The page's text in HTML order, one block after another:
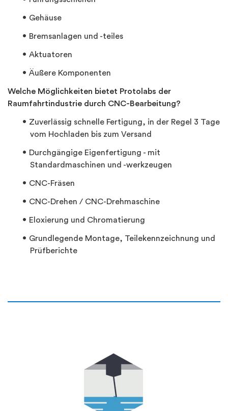
Gehäuse
Bremsanlagen und -teiles
Aktuatoren
Äußere Komponenten
Welche Möglichkeiten bietet Protolabs der
Raumfahrtindustrie durch CNC-Bearbeitung?
Zuverlässig schnelle Fertigung, in der Regel 3 Tage
vom Hochladen bis zum Versand
Durchgängige Eigenfertigung - mit
Standardmaschinen und -werkzeugen
CNC-Fräsen
CNC-Drehen / CNC-Drehmaschine
Eloxierung und Chromatierung
Grundlegende Montage, Teilekennzeichnung und
Prüfberichte